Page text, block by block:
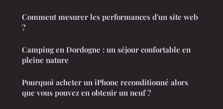
Comment mesurer les performances d'un site web
?
Camping en Dordogne : un séjour confortable en
pleine nature
Pourquoi acheter un iPhone reconditionné alors
que vous pouvez en obtenir un neuf ?